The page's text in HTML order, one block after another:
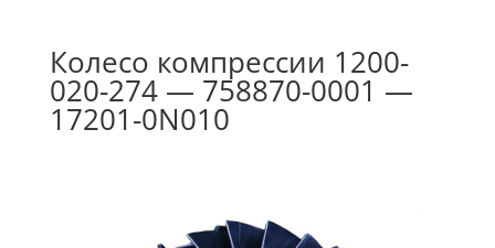
Колесо компрессии 1200-
020-274 — 758870-0001 —
17201-0N010